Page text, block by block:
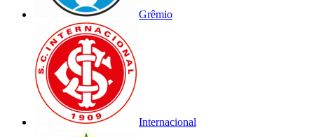
Grêmio
Internacional